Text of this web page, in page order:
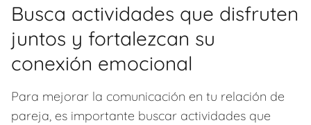
Busca actividades que disfruten
juntos y fortalezcan su
conexión emocional
Para mejorar la comunicación en tu relación de
pareja, es importante buscar actividades que